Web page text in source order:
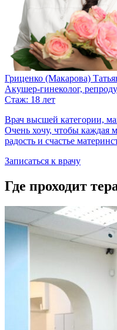
Гриценко (Макарова)
Акушер-гинеколог,
Стаж: 18 лет
Врач высшей категории,
Очень хочу, чтобы каждая
радость и счастье
Записаться к врачу
Где проходит